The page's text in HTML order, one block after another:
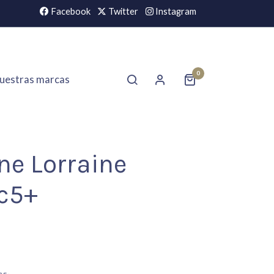
Facebook Twitter Instagram
marcas 0
Lorraine